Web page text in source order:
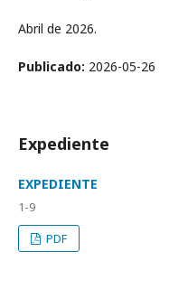
Abril de 2026.
Publicado: 2026-05-26
Expediente
EXPEDIENTE
1-9
PDF